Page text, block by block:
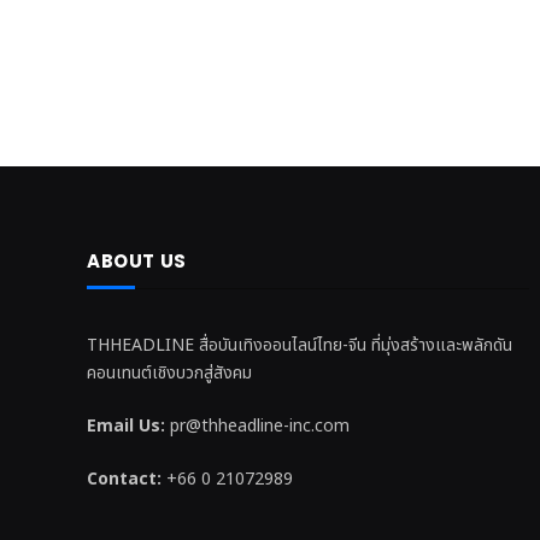
ABOUT US
THHEADLINE สื่อบันเทิงออนไลน์ไทย-จีน ที่มุ่งสร้างและพลักดัน
คอนเทนต์เชิงบวกสู่สังคม
Email Us: pr@thheadline-inc.com
Contact: +66 0 21072989